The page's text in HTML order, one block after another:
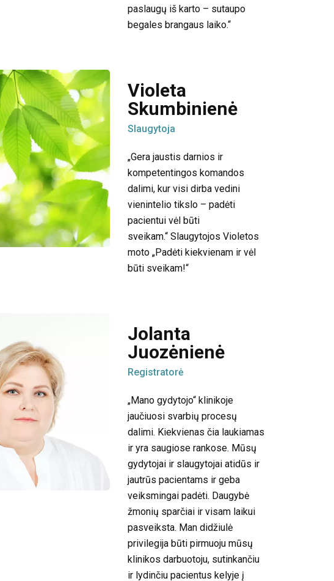
paslaugų iš karto – sutaupo
begales brangaus laiko.“
Violeta
Skumbinienė
Slaugytoja
„Gera jaustis darnios ir
kompetentingos komandos
dalimi, kur visi dirba vedini
vienintelio tikslo – padėti
pacientui vėl būti
sveikam.“ Slaugytojos Violetos
moto „Padėti kiekvienam ir vėl
būti sveikam!“
Jolanta
Juozėnienė
Registratorė
„Mano gydytojo“ klinikoje
jaučiuosi svarbių procesų
dalimi. Kiekvienas čia laukiamas
ir yra saugiose rankose. Mūsų
gydytojai ir slaugytojai atidūs ir
jautrūs pacientams ir geba
veiksmingai padėti. Daugybė
žmonių sparčiai ir visam laikui
pasveiksta. Man didžiulė
privilegija būti pirmuoju mūsų
klinikos darbuotoju, sutinkančiu
ir lydinčiu pacientus kelyje į